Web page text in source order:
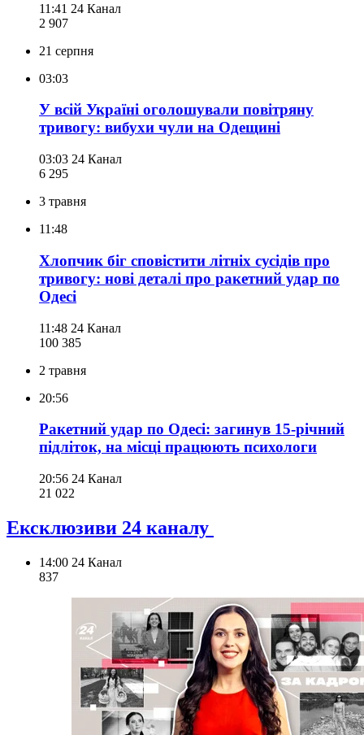
11:41 24 Канал
2 907
21 серпня
03:03
У всій Україні оголошували повітряну
тривогу: вибухи чули на Одещині
03:03 24 Канал
6 295
3 травня
11:48
Хлопчик біг сповістити літніх сусідів про
тривогу: нові деталі про ракетний удар по
Одесі
11:48 24 Канал
100 385
2 травня
20:56
Ракетний удар по Одесі: загинув 15-річний
підліток, на місці працюють психологи
20:56 24 Канал
21 022
Ексклюзиви 24 каналу
14:00 24 Канал
837